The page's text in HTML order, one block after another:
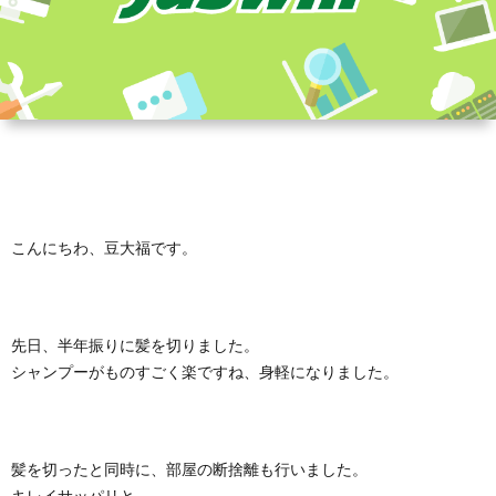
こんにちわ、豆大福です。
先日、半年振りに髪を切りました。
シャンプーがものすごく楽ですね、身軽になりました。
髪を切ったと同時に、部屋の断捨離も行いました。